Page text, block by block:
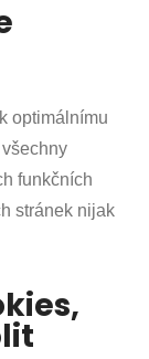
optimálnímu
funkčních
stránek nijak